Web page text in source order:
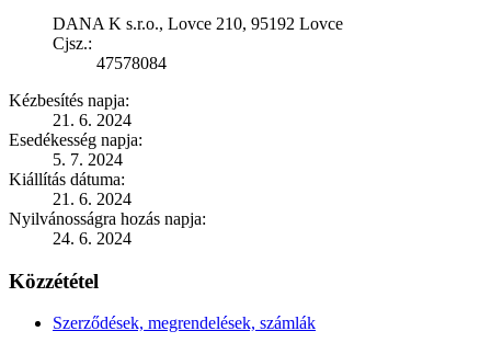
DANA K s.r.o., Lovce 210, 95192 Lovce
Cjsz.:
47578084
Kézbesítés napja:
21. 6. 2024
Esedékesség napja:
5. 7. 2024
Kiállítás dátuma:
21. 6. 2024
Nyilvánosságra hozás napja:
24. 6. 2024
Közzététel
Szerződések, megrendelések, számlák